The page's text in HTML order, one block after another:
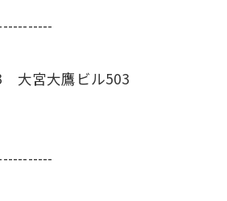
大宮大鷹ビル503